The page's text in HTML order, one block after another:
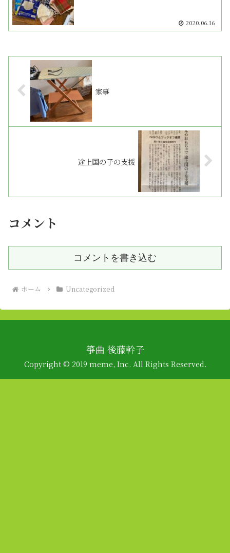
2020.06.16
家事
途上国の子の支援
コメント
コメントを書き込む
ホーム Uncategorized
箏曲 後藤幹子
Copyright © 2019 meme, Inc. All Rights Reserved.